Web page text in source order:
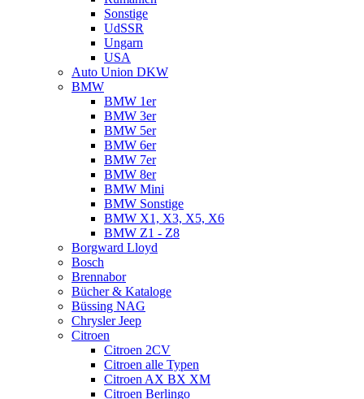
Sonstige
UdSSR
Ungarn
USA
Auto Union DKW
BMW
BMW 1er
BMW 3er
BMW 5er
BMW 6er
BMW 7er
BMW 8er
BMW Mini
BMW Sonstige
BMW X1, X3, X5, X6
BMW Z1 - Z8
Borgward Lloyd
Bosch
Brennabor
Bücher & Kataloge
Büssing NAG
Chrysler Jeep
Citroen
Citroen 2CV
Citroen alle Typen
Citroen AX BX XM
Citroen Berlingo